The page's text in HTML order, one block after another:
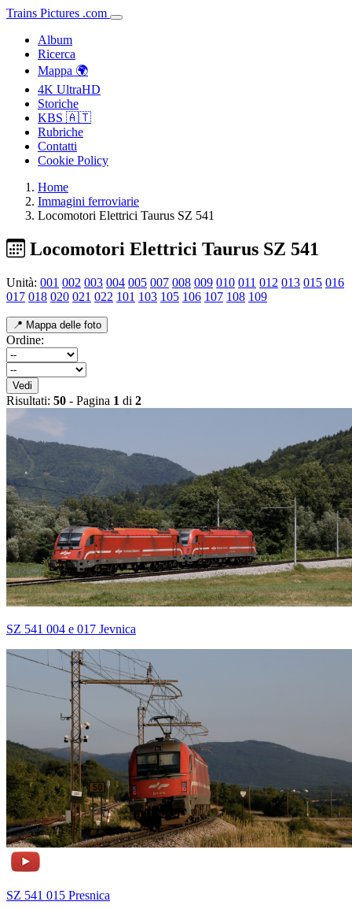
Trains Pictures .com
Album
Ricerca
Mappa 🌍
4K UltraHD
Storiche
KBS 🇦🇹
Rubriche
Contatti
Cookie Policy
Home
Immagini ferroviarie
Locomotori Elettrici Taurus SZ 541
Locomotori Elettrici Taurus SZ 541
Unità: 001 002 003 004 005 007 008 009 010 011 012 013 015 016
017 018 020 021 022 101 103 105 106 107 108 109
📍 Mappa delle foto
Ordine:
Vedi
Risultati: 50 - Pagina 1 di 2
SZ 541 004 e 017 Jevnica
SZ 541 015 Presnica